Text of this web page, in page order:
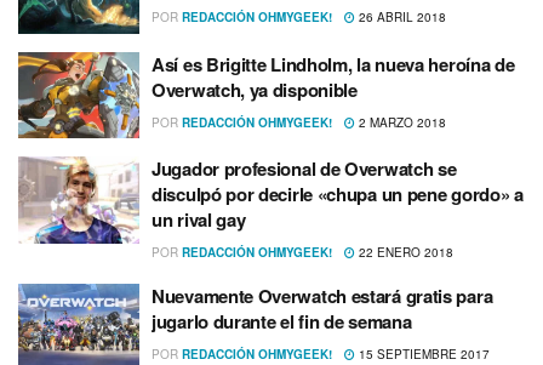
POR REDACCIÓN OHMYGEEK! 26 ABRIL 2018
Así­ es Brigitte Lindholm, la nueva heroí­na de
Overwatch, ya disponible
POR REDACCIÓN OHMYGEEK! 2 MARZO 2018
Jugador profesional de Overwatch se
disculpó por decirle «chupa un pene gordo» a
un rival gay
POR REDACCIÓN OHMYGEEK! 22 ENERO 2018
Nuevamente Overwatch estará gratis para
jugarlo durante el fin de semana
POR REDACCIÓN OHMYGEEK! 15 SEPTIEMBRE 2017